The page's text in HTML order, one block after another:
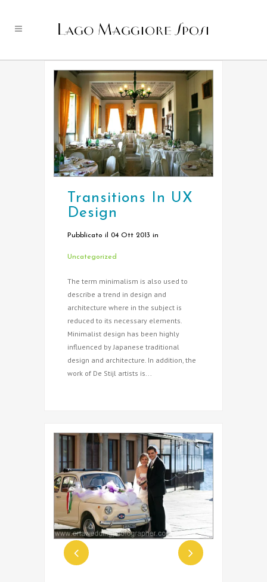
Transitions In UX
Design
Pubblicato il 04 Ott 2013 in
Uncategorized
The term minimalism is also used to
describe a trend in design and
architecture where in the subject is
reduced to its necessary elements.
Minimalist design has been highly
influenced by Japanese traditional
design and architecture. In addition, the
work of De Stijl artists is...